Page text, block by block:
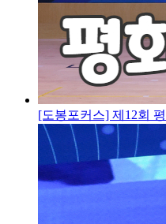
[도봉포커스] 제12회